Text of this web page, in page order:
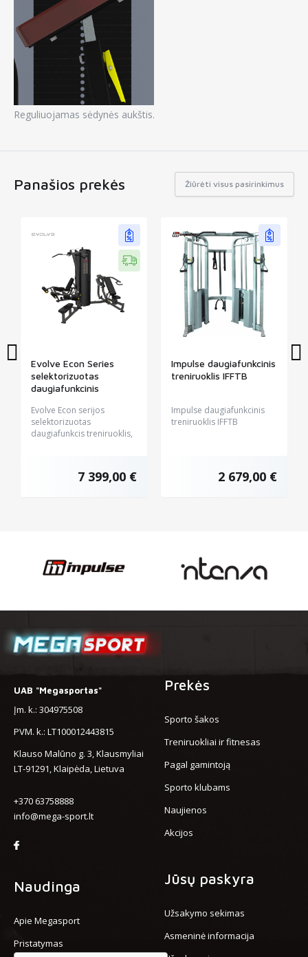
Reguliuojamas sėdynės aukštis.
Panašios prekės Žiūrėti visus pasirinkimus
Evolve Econ Series
selektorizuotas
daugiafunkcinis
300)
Evolve Econ serijos
selektorizuotas
daugiafunkcis treniruoklis,
7 399,00 €
Impulse daugiafunkcinis
treniruoklis IFFTB
Impulse daugiafunkcinis
treniruoklis IFFTB
2 679,00 €
UAB "Megasportas"
Įm. k.: 304975508
PVM. k.: LT100012443815
Klauso Malūno g. 3, Klausmyliai
LT-91291, Klaipėda, Lietuva
+370 63758888
info@mega-sport.lt
Prekės
Sporto šakos
Treniruokliai ir fitnesas
Pagal gamintoją
Sporto klubams
Naujienos
Akcijos
Naudinga
Apie Megasport
Pristatymas
Jūsų paskyra
Užsakymo sekimas
Asmeninė informacija